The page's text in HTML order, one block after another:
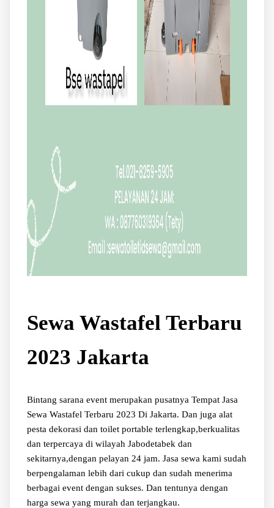
Sewa Wastafel Terbaru
2023 Jakarta
Bintang sarana event merupakan pusatnya Tempat Jasa
Sewa Wastafel Terbaru 2023 Di Jakarta. Dan juga alat
pesta dekorasi dan toilet portable terlengkap,berkualitas
dan terpercaya di wilayah Jabodetabek dan
sekitarnya,dengan pelayan 24 jam. Jasa sewa kami sudah
berpengalaman lebih dari cukup dan sudah menerima
berbagai event dengan sukses. Dan tentunya dengan
harga sewa yang murah dan terjangkau.